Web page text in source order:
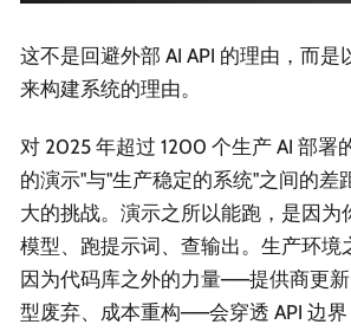
这不是回避外部 AI API 的理由，而是
来构建系统的理由。
对 2025 年超过 1200 个生产 AI 部署
的演示"与"生产稳定的系统"之间的差
大的挑战。演示之所以能跑，是因为
模型、跑提示词、查输出。生产环境
因为代码库之外的力量——提供商更
型废弃、成本重构——会穿透 API 边